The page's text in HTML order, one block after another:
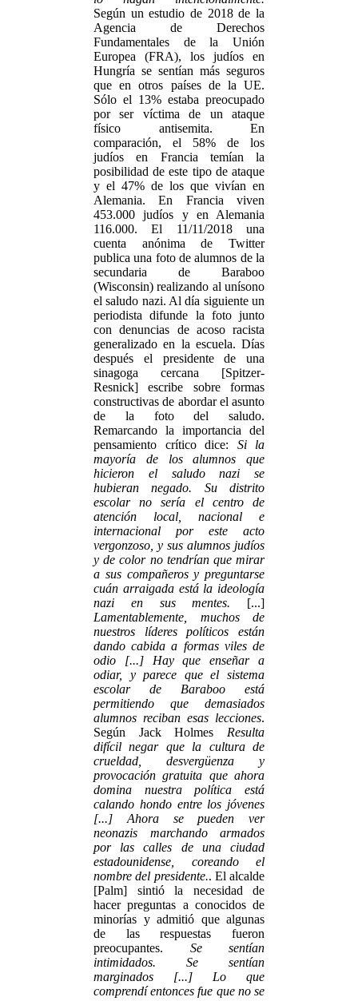
Según un estudio de 2018 de la
Agencia de Derechos
Fundamentales de la Unión
Europea (FRA), los judíos en
Hungría se sentían más seguros
que en otros países de la UE.
Sólo el 13% estaba preocupado
por ser víctima de un ataque
físico antisemita. En
comparación, el 58% de los
judíos en Francia temían la
posibilidad de este tipo de ataque
y el 47% de los que vivían en
Alemania. En Francia viven
453.000 judíos y en Alemania
116.000. El 11/11/2018 una
cuenta anónima de Twitter
publica una foto de alumnos de la
secundaria de Baraboo
(Wisconsin) realizando al unísono
el saludo nazi. Al día siguiente un
periodista difunde la foto junto
con denuncias de acoso racista
generalizado en la escuela. Días
después el presidente de una
sinagoga cercana [Spitzer-
Resnick] escribe sobre formas
constructivas de abordar el asunto
de la foto del saludo.
Remarcando la importancia del
pensamiento crítico dice: Si la
mayoría de los alumnos que
hicieron el saludo nazi se
hubieran negado. Su distrito
escolar no sería el centro de
atención local, nacional e
internacional por este acto
vergonzoso, y sus alumnos judíos
y de color no tendrían que mirar
a sus compañeros y preguntarse
cuán arraigada está la ideología
nazi en sus mentes. [...]
Lamentablemente, muchos de
nuestros líderes políticos están
dando cabida a formas viles de
odio [...] Hay que enseñar a
odiar, y parece que el sistema
escolar de Baraboo está
permitiendo que demasiados
alumnos reciban esas lecciones.
Según Jack Holmes Resulta
difícil negar que la cultura de
crueldad, desvergüenza y
provocación gratuita que ahora
domina nuestra política está
calando hondo entre los jóvenes
[...] Ahora se pueden ver
neonazis marchando armados
por las calles de una ciudad
estadounidense, coreando el
nombre del presidente.. El alcalde
[Palm] sintió la necesidad de
hacer preguntas a conocidos de
minorías y admitió que algunas
de las respuestas fueron
preocupantes. Se sentían
intimidados. Se sentían
marginados [...] Lo que
comprendí entonces fue que no se